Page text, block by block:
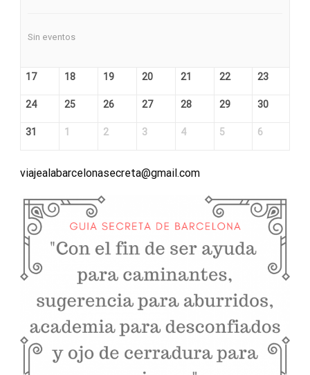
Sin eventos
17 18 19 20 21 22 23
24 25 26 27 28 29 30
31 1 2 3 4 5 6
viajealabarcelonasecreta@gmail.com